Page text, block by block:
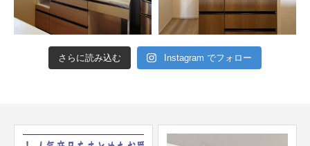
さらに読み込む Instagram でフォロー